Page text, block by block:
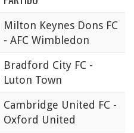
Milton Keynes Dons FC
- AFC Wimbledon
Bradford City FC -
Luton Town
Cambridge United FC -
Oxford United